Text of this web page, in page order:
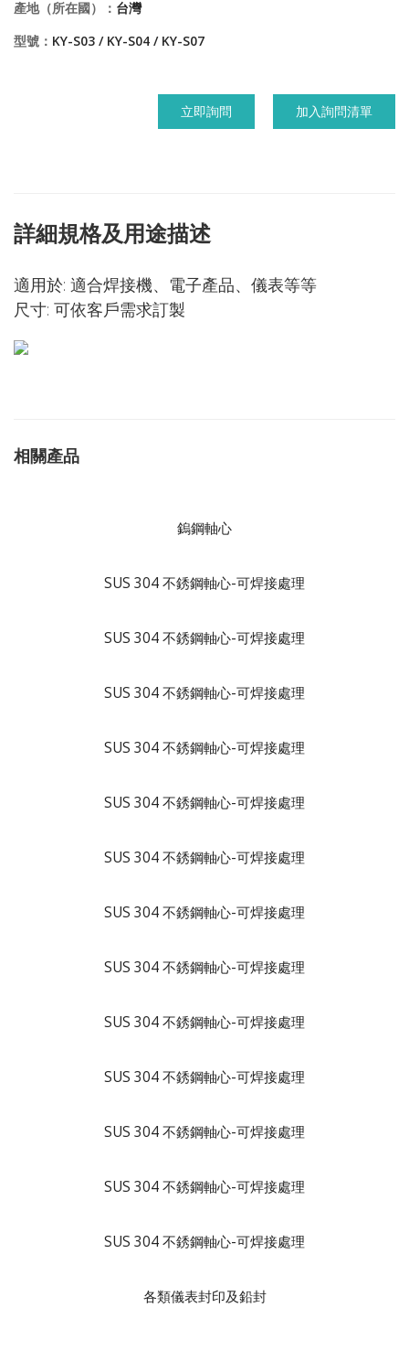
產地（所在國）： 台灣
型號： KY-S03 / KY-S04 / KY-S07
立即詢問 加入詢問清單
詳細規格及用途描述
適用於: 適合焊接機、電子產品、儀表等等
尺寸: 可依客戶需求訂製
相關產品
鎢鋼軸心
SUS 304 不銹鋼軸心-可焊接處理
SUS 304 不銹鋼軸心-可焊接處理
SUS 304 不銹鋼軸心-可焊接處理
SUS 304 不銹鋼軸心-可焊接處理
SUS 304 不銹鋼軸心-可焊接處理
SUS 304 不銹鋼軸心-可焊接處理
SUS 304 不銹鋼軸心-可焊接處理
SUS 304 不銹鋼軸心-可焊接處理
SUS 304 不銹鋼軸心-可焊接處理
SUS 304 不銹鋼軸心-可焊接處理
SUS 304 不銹鋼軸心-可焊接處理
SUS 304 不銹鋼軸心-可焊接處理
SUS 304 不銹鋼軸心-可焊接處理
各類儀表封印及鉛封